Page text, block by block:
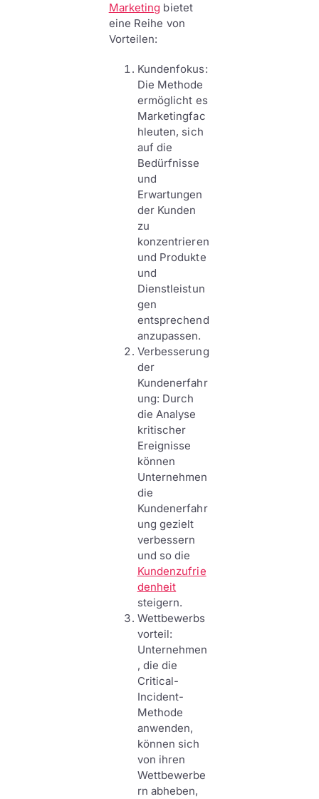
Marketing bietet
eine Reihe von
Vorteilen:
Kundenfokus:
Die Methode
ermöglicht es
Marketingfac
hleuten, sich
auf die
Bedürfnisse
und
Erwartungen
der Kunden
zu
konzentrieren
und Produkte
und
Dienstleistun
gen
entsprechend
anzupassen.
Verbesserung
der
Kundenerfahr
ung: Durch
die Analyse
kritischer
Ereignisse
können
Unternehmen
die
Kundenerfahr
ung gezielt
verbessern
und so die
Kundenzufrie
denheit
steigern.
Wettbewerbs
vorteil:
Unternehmen
, die die
Critical-
Incident-
Methode
anwenden,
können sich
von ihren
Wettbewerbe
rn abheben,